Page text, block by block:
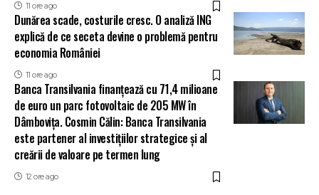
11 ore ago
Dunărea scade, costurile cresc. O analiză ING
explică de ce seceta devine o problemă pentru
economia României
11 ore ago
Banca Transilvania finanțează cu 71,4 milioane
de euro un parc fotovoltaic de 205 MW în
Dâmbovița. Cosmin Călin: Banca Transilvania
este partener al investițiilor strategice și al
creării de valoare pe termen lung
12 ore ago